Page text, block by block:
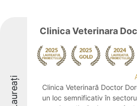
Laureați
Clinica Veterinara
Clinica Veterinară Doctor
un loc semnificativ în